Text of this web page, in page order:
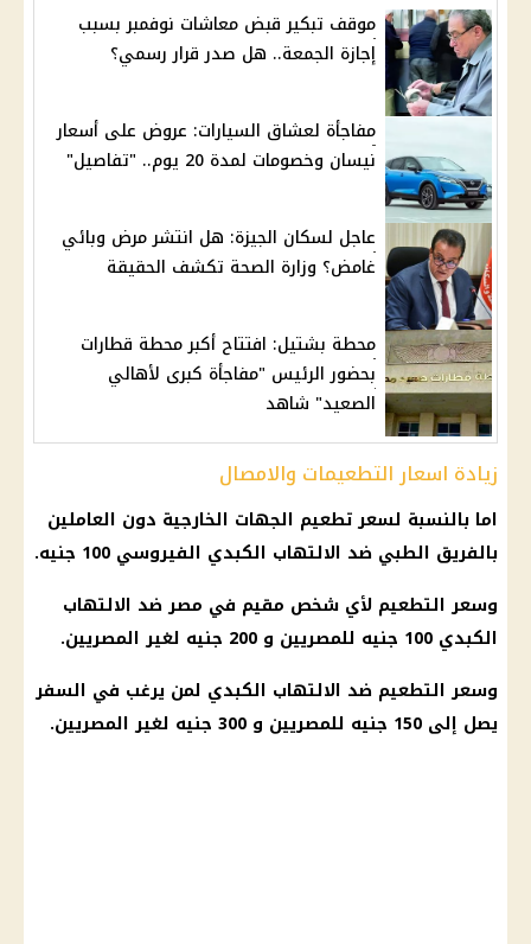
موقف تبكير قبض معاشات نوفمبر بسبب
إجازة الجمعة.. هل صدر قرار رسمي؟
مفاجأة لعشاق السيارات: عروض على أسعار
نيسان وخصومات لمدة 20 يوم.. "تفاصيل"
عاجل لسكان الجيزة: هل انتشر مرض وبائي
غامض؟ وزارة الصحة تكشف الحقيقة
محطة بشتيل: افتتاح أكبر محطة قطارات
بحضور الرئيس "مفاجأة كبرى لأهالي
الصعيد" شاهد
زيادة اسعار التطعيمات والامصال
اما بالنسبة لسعر تطعيم الجهات الخارجية دون العاملين
بالفريق الطبي ضد الالتهاب الكبدي الفيروسي 100 جنيه.
وسعر التطعيم لأي شخص مقيم في مصر ضد الالتهاب
الكبدي 100 جنيه للمصريين و
200 جنيه
لغير المصريين.
وسعر التطعيم ضد الالتهاب الكبدي لمن يرغب في السفر
يصل إلى 150 جنيه للمصريين و 300 جنيه لغير المصريين.